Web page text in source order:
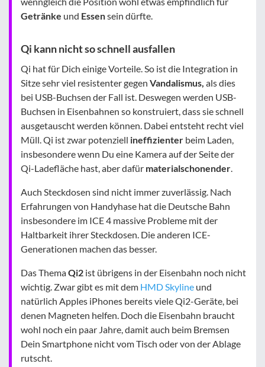
Getränke und Essensein dürfte.
Qi kann nicht so schnell ausfallen
Qi hat für Dich einige Vorteile. So ist die Integration in
Sitze sehr viel resistenter gegen Vandalismus, als dies
bei USB-Buchsen der Fall ist. Deswegen werden USB-
Buchsen in Eisenbahnen so konstruiert, dass sie schnell
ausgetauscht werden können. Dabei entsteht recht viel
Müll. Qi ist zwar potenziell ineffizienter beim Laden,
insbesondere wenn Du eine Kamera auf der Seite der
Qi-Ladefläche hast, aber dafür materialschonender
Auch Steckdosen sind nicht immer zuverlässig. Nach
Erfahrungen von Handyhase hat die Deutsche Bahn
insbesondere im ICE 4 massive Probleme mit der
Haltbarkeit ihrer Steckdosen. Die anderen ICE-
Generationen machen das besser.
Das ThemaQi2 ist übrigens in der Eisenbahn noch nicht
wichtig. Zwar gibt es mit dem HMD Skyline und
natürlich Apples iPhones bereits viele Qi2-Geräte, bei
denen Magneten helfen. Doch die Eisenbahn braucht
wohl noch ein paar Jahre, damit auch beim Bremsen
Dein Smartphone nicht vom Tisch oder von der Ablage
rutscht.